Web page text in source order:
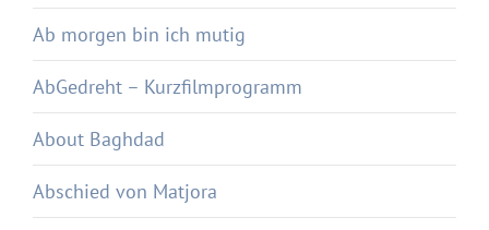
Ab morgen bin ich mutig
AbGedreht – Kurzfilmprogramm
About Baghdad
Abschied von Matjora